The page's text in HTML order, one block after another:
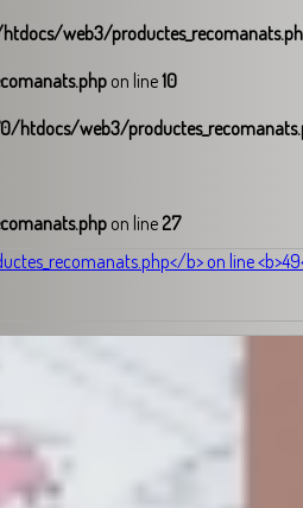
web3/
on line10
htdocs/web3/
on line 27